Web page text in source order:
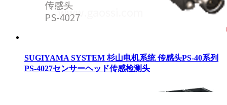
SUGIYAMA SYSTEM 杉山电机系统 传感头PS-40系列
PS-4027センサーヘッド传感检测头